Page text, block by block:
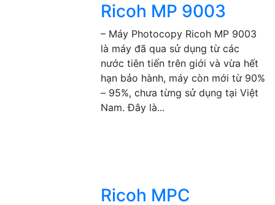
Ricoh MP 9003
– Máy Photocopy Ricoh MP 9003
là máy đã qua sử dụng từ các
nước tiên tiến trên giới và vừa hết
hạn bảo hành, máy còn mới từ 90%
– 95%, chưa từng sử dụng tại Việt
Nam. Đây là...
Ricoh MPC